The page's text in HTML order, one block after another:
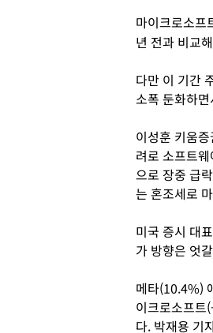
마이크로소
년 전과 비교
다만 이 기간
소폭 둔화하
이성훈 키움
려로 소프트
으로 장중 급
는 혼조세로
미국 증시 대
가 방향은 엇
메타(10.4%)
이크로소프
다. 박재용 기